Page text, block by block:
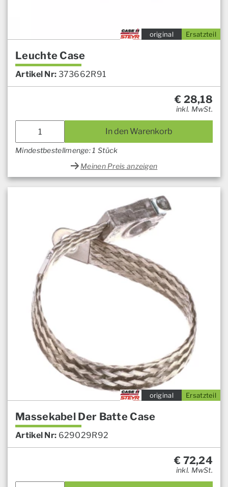
Ersatzteil
original
Leuchte Case
Artikel Nr: 373662R91
€ 28,18
inkl. MwSt.
In den Warenkorb
Mindestbestellmenge: 1 Stück
Meinen Preis anzeigen
Ersatzteil
original
Massekabel Der Batte Case
Artikel Nr: 629029R92
€ 72,24
inkl. MwSt.